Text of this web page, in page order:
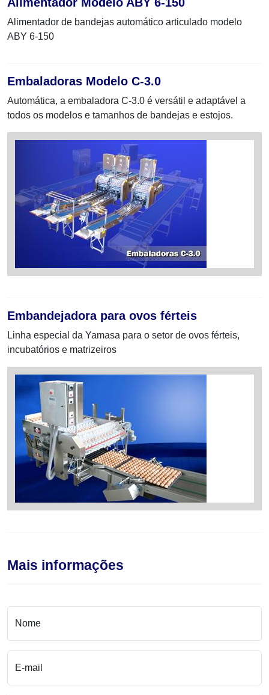
Alimentador de bandejas automático articulado modelo
ABY 6-150
Embaladoras Modelo C-3.0
Automática, a embaladora C-3.0 é versátil e adaptável a
todos os modelos e tamanhos de bandejas e estojos.
Embandejadora para ovos férteis
Linha especial da Yamasa para o setor de ovos férteis,
incubatórios e matrizeiros
Mais informações
Nome
E-mail